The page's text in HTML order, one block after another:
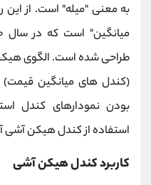
طراحی شده است. الگوی
(کندل‌ های میانگین قیمت)
بودن نمودارهای کندل
استفاده از کندل هیکن
کاربرد کندل هیکن آشی